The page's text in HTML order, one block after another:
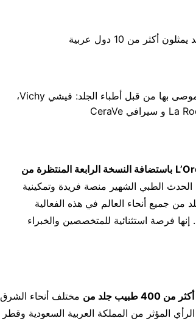
تضمن المؤتمر أربعة من ماركات لوريال للعناية بالبشرة الموصى بها من قبل أطباء الجلد: فيشي Vichy،
باستضافة النسخة الرابعة المنتظرة من
الطبي الشهير منصة فريدة وتمكينية
جميع أنحاء العالم في هذه الفعالية
فرصة استثنائية للمتخصصين والخبراء
400 طبيب جلد من
مختلف أنحاء الشرق
المؤثر من المملكة العربية السعودية وقطر